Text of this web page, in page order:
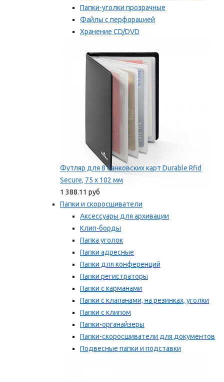
Папки-уголки прозрачные
Файлы с перфорацией
Хранение CD/DVD
Мы рекомендуем
Футляр для 8 банковских карт Durable Rfid
Secure, 75 х 102 мм
1 388.11 руб
Папки и скоросшиватели
Аксессуары для архивации
Клип-борды
Папка уголок
Папки адресные
Папки для конференций
Папки регистраторы
Папки с карманами
Папки с клапанами, на резинках, уголки
Папки с клипом
Папки-органайзеры
Папки-скоросшиватели для документов
Подвесные папки и подставки